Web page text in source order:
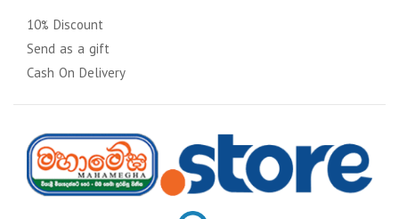
10% Discount
Send as a gift
Cash On Delivery